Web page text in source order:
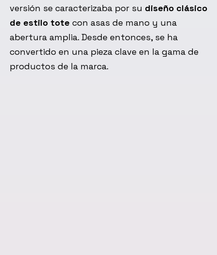
versión se caracterizaba por su diseño clásico
de estilo tote con asas de mano y una
abertura amplia. Desde entonces, se ha
convertido en una pieza clave en la gama de
productos de la marca.